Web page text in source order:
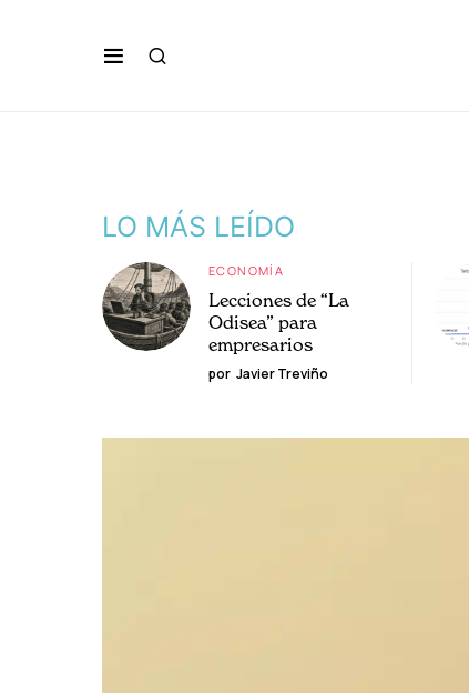
LO MÁS LEÍDO
ECONOMÍA
Lecciones de “La
Odisea” para
empresarios
por Javier Treviño